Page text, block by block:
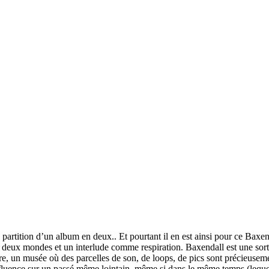
d’un album en deux.. Et pourtant il en est ainsi pour ce
mondes et un interlude comme respiration. Baxendall est une
musée où des parcelles de son, de loops, de pics sont